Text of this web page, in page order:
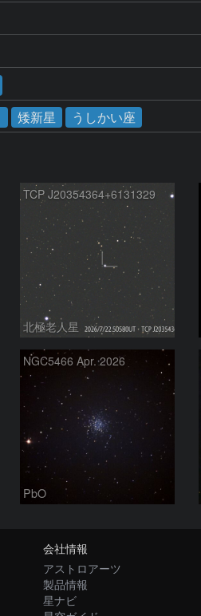
矮新星 うしかい座
TCP J20354364+6131329
北極老人星
NGC5466 Apr. 2026
PbO
会社情報
アストロアーツ
製品情報
星ナビ